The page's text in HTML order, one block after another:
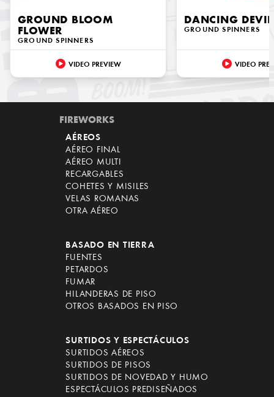
GROUND BLOOM
FLOWER
GROUND SPINNERS
VIDEO PREVIEW
DANCING DEVIL
GROUND SPINNERS
VIDEO
FIREWORKS
AÉREOS
AÉREO FINAL
AÉREO MULTI
RECARGABLES
COHETES Y MISILES
VELAS ROMANAS
OTRA AÉREO
BASADO EN TIERRA
FUENTES
PETARDOS
FUMAR
HILANDERAS DE PISO
OTROS BASADOS EN PISO
SURTIDOS Y ESPECTÁCULOS
SURTIDOS AÉREOS
SURTIDOS DE PISOS
SURTIDOS DE NOVEDAD Y HUMO
ESPECTÁCULOS PREDISEÑADOS